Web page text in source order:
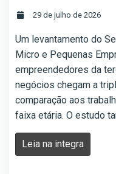
29 de julho de 2026
Um levantamento do
Micro e Pequenas
empreendedores da
negócios chegam a
comparação aos
faixa etária. O estudo
Leia na integra